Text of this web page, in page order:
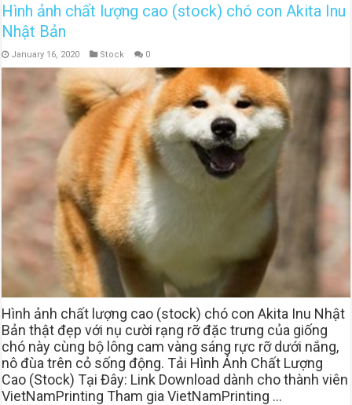
Hình ảnh chất lượng cao (stock) chó con Akita Inu
Nhật Bản
January 16, 2020 Stock 0
Hình ảnh chất lượng cao (stock) chó con Akita Inu Nhật
Bản thật đẹp với nụ cười rạng rỡ đặc trưng của giống
chó này cùng bộ lông cam vàng sáng rực rỡ dưới nắng,
nô đùa trên cỏ sống động. Tải Hình Ảnh Chất Lượng
Cao (Stock) Tại Đây: Link Download dành cho thành viên
VietNamPrinting Tham gia VietNamPrinting …